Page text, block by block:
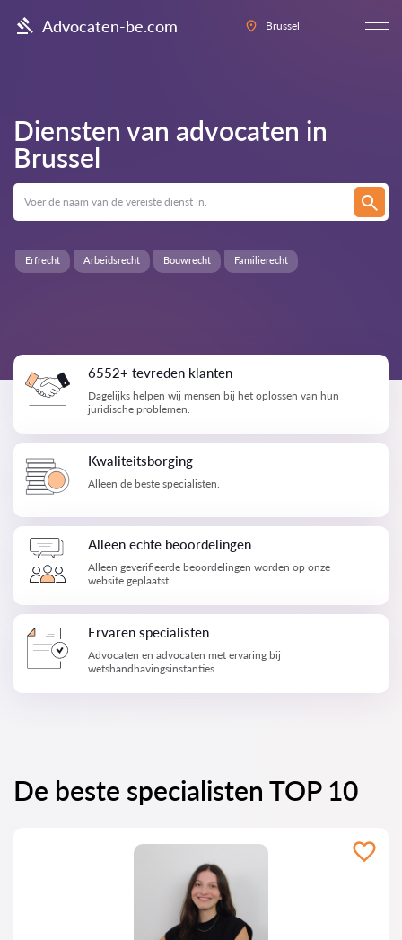
Advocaten-be.com Brussel
Diensten van advocaten in
Brussel
Familierecht
Erfrecht Arbeidsrecht Bouwrecht
6552+ tevreden klanten
Dagelijks helpen wij mensen bij het oplossen van hun
juridische problemen.
Kwaliteitsborging
Alleen de beste specialisten.
Alleen echte beoordelingen
Alleen geverifieerde beoordelingen worden op onze
website geplaatst.
Ervaren specialisten
Advocaten en advocaten met ervaring bij
wetshandhavingsinstanties
De beste specialisten TOP 10